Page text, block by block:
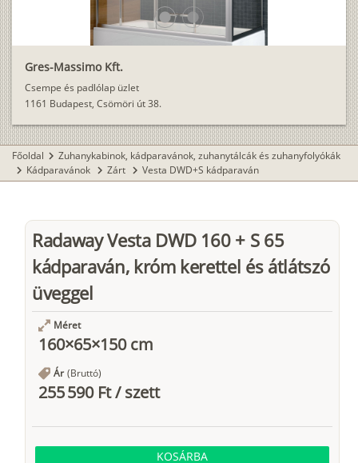
Gres-Massimo Kft.
Csempe és padlólap üzlet
1161 Budapest, Csömöri út 38.
lens lens
Főoldal chevron_right Zuhanykabinok, kádparavánok, zuhanytálcák és zuhanyfolyókák
chevron_right Kádparavánok chevron_right Zárt chevron_right Vesta DWD+S kádparaván
Radaway Vesta DWD 160 + S 65
kádparaván, króm kerettel és átlátszó
üveggel
Méret
160×65×150 cm
Ár (Bruttó)
255 590 Ft/szett
KOSÁRBA